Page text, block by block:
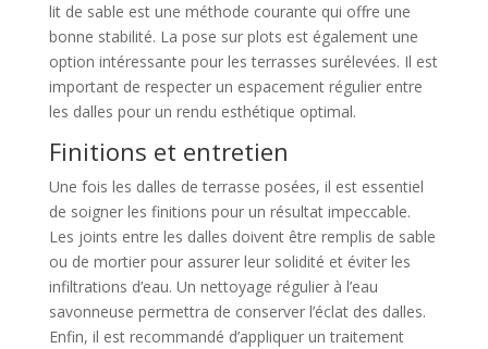
lit de sable est une méthode courante qui offre une
bonne stabilité. La pose sur plots est également une
option intéressante pour les terrasses surélevées. Il est
important de respecter un espacement régulier entre
les dalles pour un rendu esthétique optimal.
Finitions et entretien
Une fois les dalles de terrasse posées, il est essentiel
de soigner les finitions pour un résultat impeccable.
Les joints entre les dalles doivent être remplis de sable
ou de mortier pour assurer leur solidité et éviter les
infiltrations d’eau. Un nettoyage régulier à l’eau
savonneuse permettra de conserver l’éclat des dalles.
Enfin, il est recommandé d’appliquer un traitement